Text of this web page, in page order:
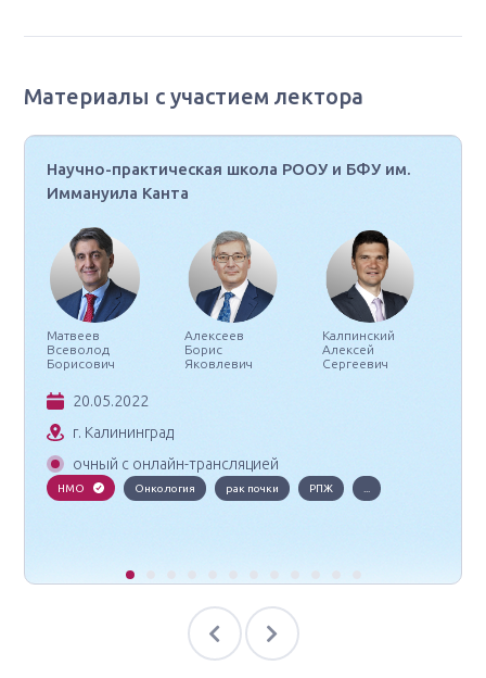
Материалы с участием лектора
Научно-практическая школа РООУ и БФУ им.
Иммануила Канта
Матвеев
Всеволод
Борисович
Алексеев
Борис
Яковлевич
Калпинский
Алексей
Сергеевич
20.05.2022
г. Калининград
очный с онлайн-трансляцией
НМО Онкология рак почки РПЖ